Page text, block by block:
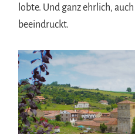
lobte. Und ganz ehrlich,
beeindruckt.